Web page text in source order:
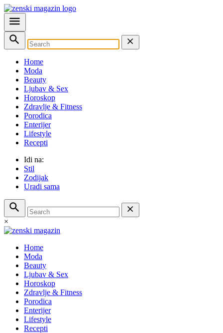
Home
Moda
Beauty
Ljubav & Sex
Horoskop
Zdravlje & Fitness
Porodica
Enterijer
Lifestyle
Recepti
Idi na:
Stil
Zodijak
Uradi sama
×
Home
Moda
Beauty
Ljubav & Sex
Horoskop
Zdravlje & Fitness
Porodica
Enterijer
Lifestyle
Recepti